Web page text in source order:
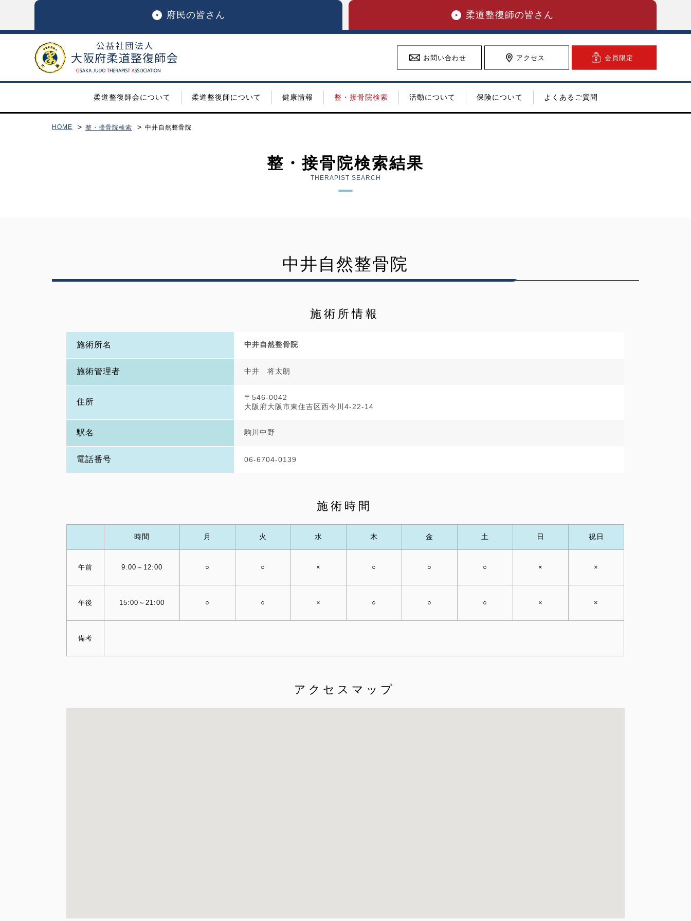
府民の皆さん 柔道整復師の皆さん
お問い合わせ アクセス 会員限定
柔道整復師会について 柔道整復師について 健康情報 整・接骨院検索 活動について 保険について よくあるご質問
HOME 整・接骨院検索 中井自然整骨院
整・接骨院検索結果
THERAPIST SEARCH
中井自然整骨院
施術所情報
施術所名 中井自然整骨院
施術管理者 中井 将太朗
住所
〒546-0042
大阪府大阪市東住吉区西今川4-22-14
駅名 駒川中野
電話番号 06-6704-0139
施術時間
時間 月 火 水 木 金 土 日 祝日
午前 9:00～12:00 ○ ○ × ○ ○ ○ × ×
午後 15:00～21:00 ○ ○ × ○ ○ ○ × ×
備考
アクセスマップ